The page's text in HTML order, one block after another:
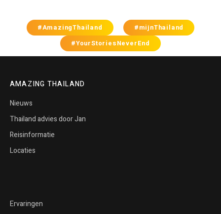
#AmazingThailand
#mijnThailand
#YourStoriesNeverEnd
AMAZING THAILAND
Nieuws
Thailand advies door Jan
Reisinformatie
Locaties
Ervaringen